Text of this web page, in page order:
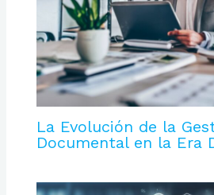
La Evolución de la
Documental en la Era